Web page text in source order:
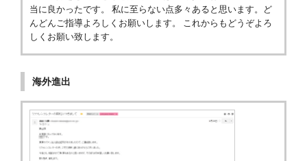
当に良かったです。 私に至らない点多々あると思います。ど
んどんご指導よろしくお願いします。 これからもどうぞよろ
しくお願い致します。
海外進出